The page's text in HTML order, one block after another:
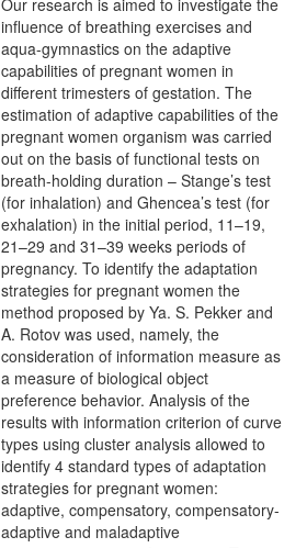
Our research is aimed to investigate the
influence of breathing exercises and
aqua-gymnastics on the adaptive
capabilities of pregnant women in
different trimesters of gestation. The
estimation of adaptive capabilities of the
pregnant women organism was carried
out on the basis of functional tests on
breath-holding duration – Stange’s test
(for inhalation) and Ghencea’s test (for
exhalation) in the initial period, 11–19,
21–29 and 31–39 weeks periods of
pregnancy. To identify the adaptation
strategies for pregnant women the
method proposed by Ya. S. Pekker and
A. Rotov was used, namely, the
consideration of information measure as
a measure of biological object
preference behavior. Analysis of the
results with information criterion of curve
types using cluster analysis allowed to
identify 4 standard types of adaptation
strategies for pregnant women:
adaptive, compensatory, compensatory-
adaptive and maladaptive